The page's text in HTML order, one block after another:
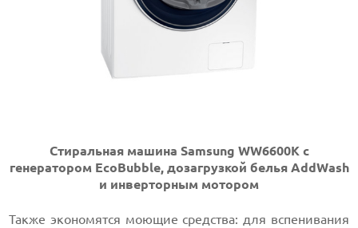
Стиральная машина Samsung WW6600K с
генератором EcoBubble, дозагрузкой белья AddWash
и инверторным мотором
Также экономятся моющие средства: для вспенивания